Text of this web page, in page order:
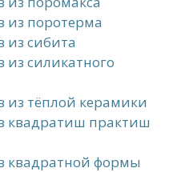
из поротерма
из сибита
силикатного
из тёплой керамики
квадратиш практиш
квадратной формы